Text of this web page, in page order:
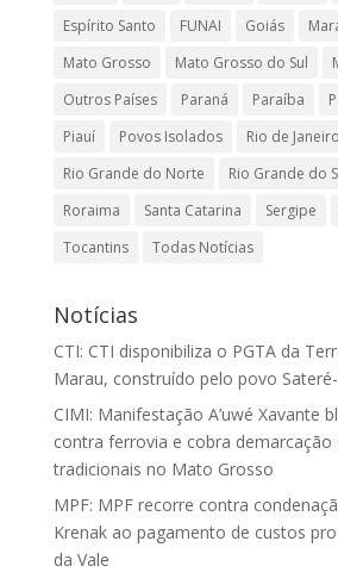
Espírito Santo
FUNAI Goiás
Mato Grosso
Mato Grosso do Sul
Outros Países
Paraná Paraíba
Piauí
Povos Isolados
Rio de Janeiro
Rio Grande do Norte
Rio Grande do
Roraima
Santa Catarina Sergipe
Tocantins
Todas Notícias
Notícias
CTI: CTI disponibiliza o PGTA da
Marau, construído pelo povo
CIMI: Manifestação A’uwé Xavante
contra ferrovia e cobra
tradicionais no Mato Grosso
MPF: MPF recorre contra
Krenak ao pagamento de custos
da Vale